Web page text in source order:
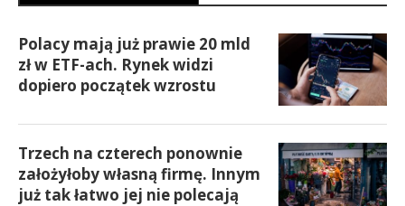
Polacy mają już prawie 20 mld
zł w ETF-ach. Rynek widzi
dopiero początek wzrostu
Trzech na czterech ponownie
założyłoby własną firmę. Innym
już tak łatwo jej nie polecają